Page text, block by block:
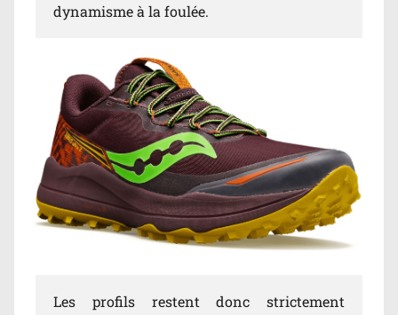
dynamisme à la foulée.
Les profils restent donc strictement